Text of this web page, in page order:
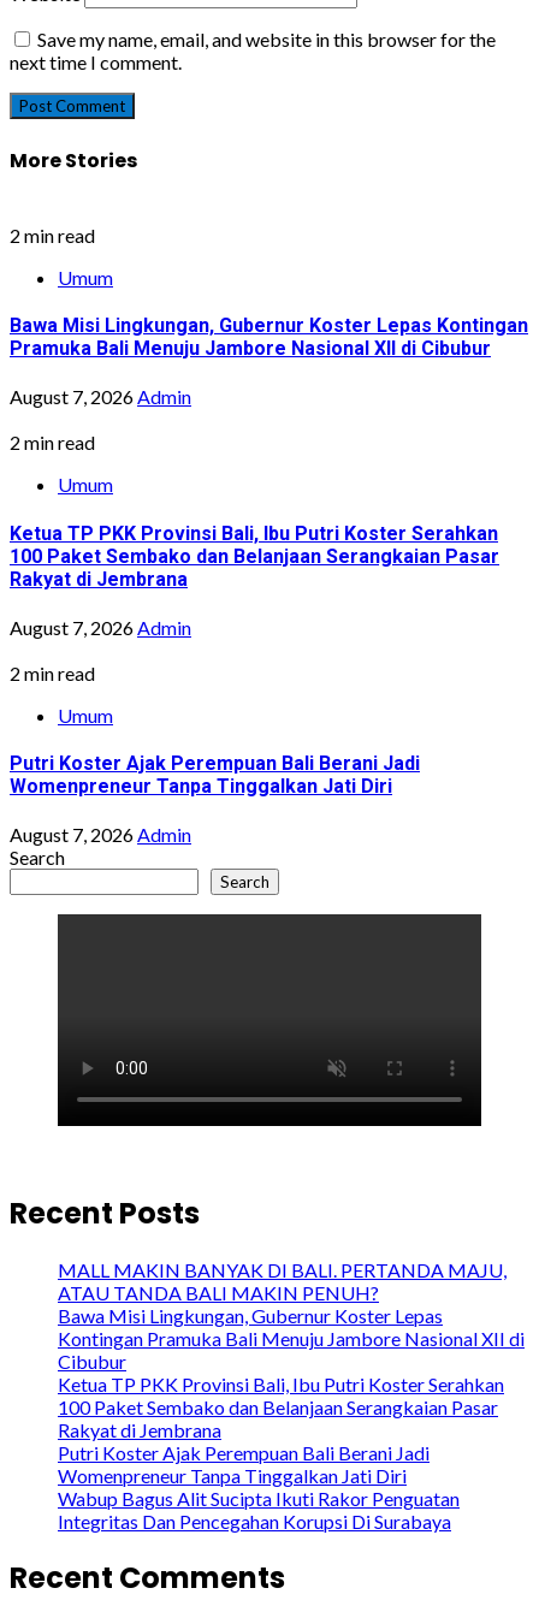
Save my name, email, and website in this browser for the
next time I comment.
More Stories
2 min read
Umum
Bawa Misi Lingkungan, Gubernur Koster Lepas Kontingan
Pramuka Bali Menuju Jambore Nasional XII di Cibubur
August 7, 2026Admin
2 min read
Umum
Ketua TP PKK Provinsi Bali, Ibu Putri Koster Serahkan
100 Paket Sembako dan Belanjaan Serangkaian Pasar
Rakyat di Jembrana
August 7, 2026Admin
2 min read
Umum
Putri Koster Ajak Perempuan Bali Berani Jadi
Womenpreneur Tanpa Tinggalkan Jati Diri
August 7, 2026Admin
Search
Search
Recent Posts
MALL MAKIN BANYAK DI BALI. PERTANDA MAJU,
ATAU TANDA BALI MAKIN PENUH?
Bawa Misi Lingkungan, Gubernur Koster Lepas
Kontingan Pramuka Bali Menuju Jambore Nasional XII di
Cibubur
Ketua TP PKK Provinsi Bali, Ibu Putri Koster Serahkan
100 Paket Sembako dan Belanjaan Serangkaian Pasar
Rakyat di Jembrana
Putri Koster Ajak Perempuan Bali Berani Jadi
Womenpreneur Tanpa Tinggalkan Jati Diri
Wabup Bagus Alit Sucipta Ikuti Rakor Penguatan
Integritas Dan Pencegahan Korupsi Di Surabaya
Recent Comments